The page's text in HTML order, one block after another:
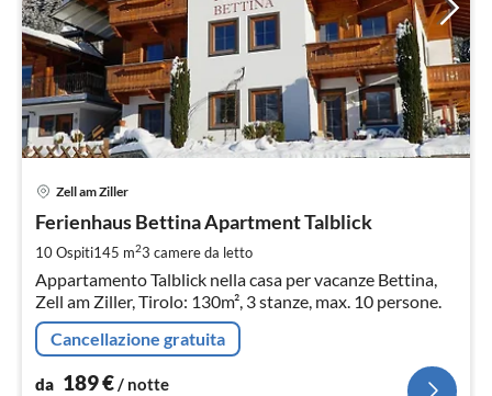
Zell am Ziller
Ferienhaus Bettina Apartment Talblick
10 Ospiti145 m23 camere da letto
Appartamento Talblick nella casa per vacanze Bettina,
Zell am Ziller, Tirolo: 130m², 3 stanze, max. 10 persone.
Cancellazione gratuita
da 189€/ notte